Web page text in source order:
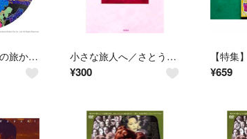
村上隆 さすらいの旅からの帰還 小さな旅人へ／さとう瑠璃【著】
¥300 ¥659